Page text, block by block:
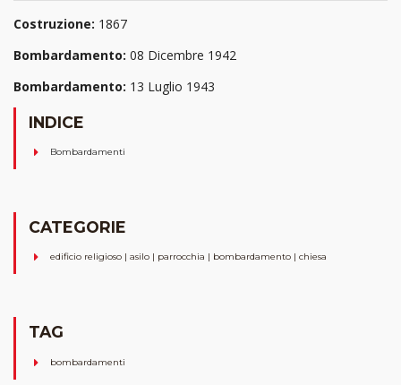
Costruzione: 1867
Bombardamento: 08 Dicembre 1942
Bombardamento: 13 Luglio 1943
INDICE
Bombardamenti
CATEGORIE
edificio religioso | asilo | parrocchia | bombardamento | chiesa
TAG
bombardamenti